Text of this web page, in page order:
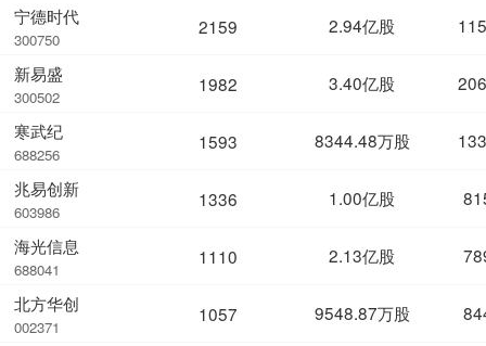
宁德时代
300750
新易盛
300502
寒武纪
688256
兆易创新
603986
海光信息
688041
北方华创
002371
2159 2.94亿股
1982 3.40亿股
1593 8344.48万股
1336 1.00亿股
1110 2.13亿股
1057 9548.87万股